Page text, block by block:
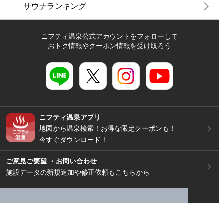
サウナランキング
ニフティ温泉公式アカウントをフォローして
おトク情報やクーポン情報を受け取ろう
ニフティ温泉アプリ
地図から温泉検索！お得な限定クーポンも！
今すぐダウンロード！
ご意見ご要望 ・お問い合わせ
施設データの新規追加や修正依頼もこちらから